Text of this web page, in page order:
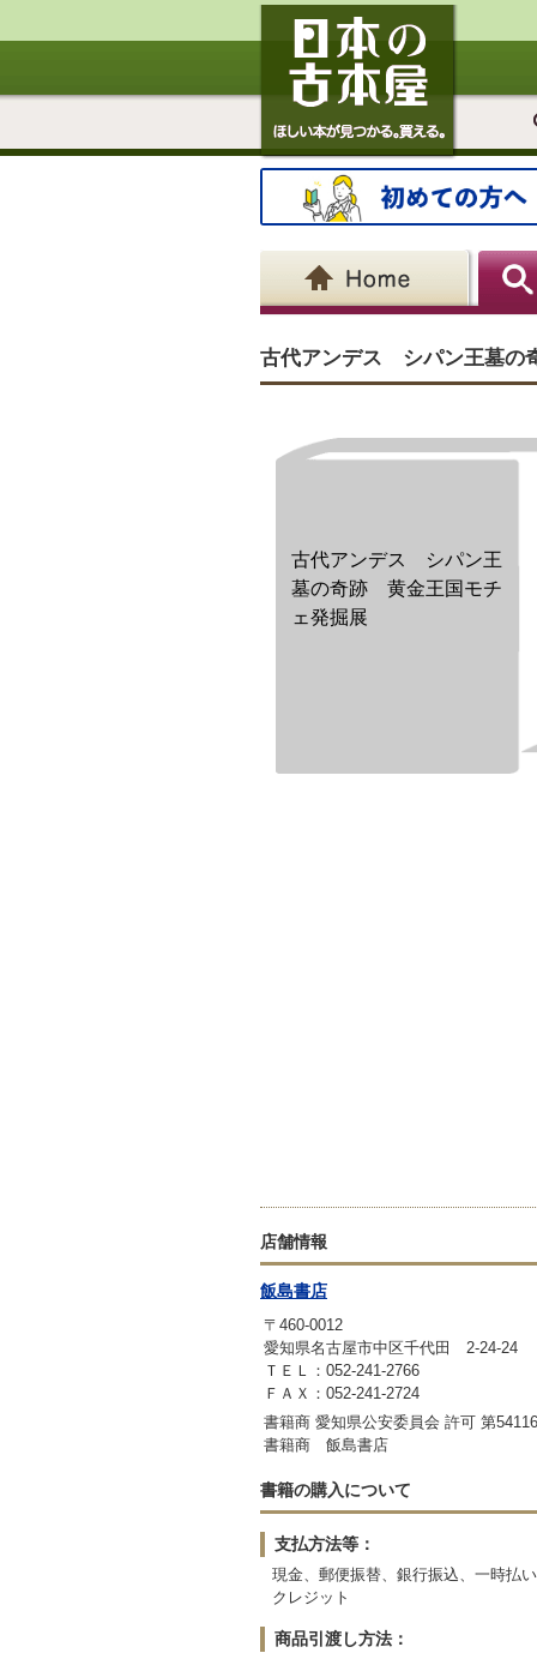
古代アンデス シパン王墓の
古代アンデス シパン王
墓の奇跡 黄金王国モチ
ェ発掘展
店舗情報
飯島書店
〒460-0012
愛知県名古屋市中区千代田 2-24-24
ＴＥＬ：052-241-2766
ＦＡＸ：052-241-2724
書籍商 愛知県公安委員会 許可 第
書籍商 飯島書店
書籍の購入について
支払方法等：
現金、郵便振替、銀行振込、一時払い
クレジット
商品引渡し方法：